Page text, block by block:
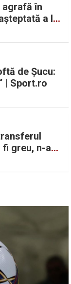
agrafă în
a lui
Daniel
de Șucu:
| Sport.ro
fi greu, n-am